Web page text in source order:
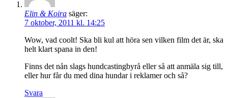
Elin & Koira säger:
7 oktober, 2011 kl. 14:25
Wow, vad coolt! Ska bli kul att höra sen vilken film det är, ska
helt klart spana in den!
Finns det nån slags hundcastingbyrå eller så att anmäla sig till,
eller hur får du med dina hundar i reklamer och så?
Svara